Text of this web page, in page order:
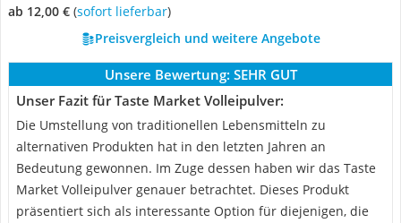
ab 12,00 € ( Sofort lieferbar)
Preisvergleich und weitere Angebote
Unsere Bewertung: SEHR GUT
Unser Fazit für Taste Market Volleipulver:
Die Umstellung von traditionellen Lebensmitteln zu
alternativen Produkten hat in den letzten Jahren an
Bedeutung gewonnen. Im Zuge dessen haben wir das Taste
Market Volleipulver genauer betrachtet. Dieses Produkt
präsentiert sich als interessante Option für diejenigen, die